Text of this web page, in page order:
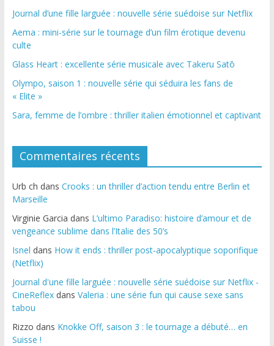
Journal d’une fille larguée : nouvelle série suédoise sur Netflix
Aema : mini-série sur le tournage d’un film érotique devenu
culte
Glass Heart : excellente série musicale avec Takeru Satō
Olympo, saison 1 : nouvelle série qui séduira les fans de
« Elite »
Sara, femme de l’ombre : thriller italien émotionnel et captivant
Commentaires récents
Urb ch dans Crooks : un thriller d’action tendu entre Berlin et
Marseille
Virginie Garcia dans L’ultimo Paradiso: histoire d’amour et de
vengeance sublime dans l’Italie des 50’s
Isnel dans How it ends : thriller post-apocalyptique soporifique
(Netflix)
Journal d'une fille larguée : nouvelle série suédoise sur Netflix -
CineReflexdans Valeria : une série fun qui cause sexe sans
tabou
Rizzo dans Knokke Off, saison 3 : le tournage a débuté… en
Suisse !